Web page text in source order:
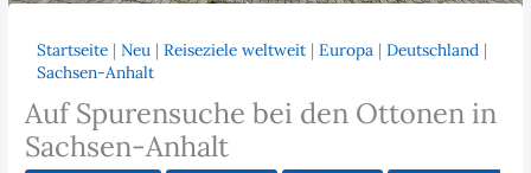
Startseite |Neu |Reiseziele weltweit |Europa |Deutschland |
Sachsen-Anhalt
Auf Spurensuche bei den Ottonen in
Sachsen-Anhalt